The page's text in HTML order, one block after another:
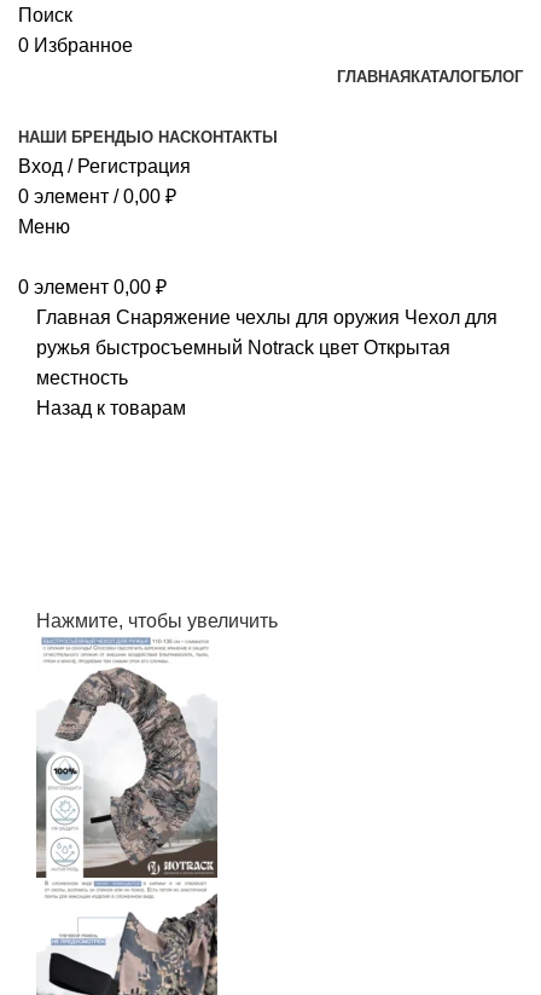
Поиск
0 Избранное
ГЛАВНАЯ КАТАЛОГБЛОГ
НАШИ БРЕНДЫ О НАСКОНТАКТЫ
Вход / Регистрация
0 элемент / 0,00 ₽
Меню
0 элемент 0,00 ₽
Главная Снаряжение чехлы для оружия Чехол для
ружья быстросъемный Notrack цвет Открытая
местность
Назад к товарам
Нажмите, чтобы увеличить